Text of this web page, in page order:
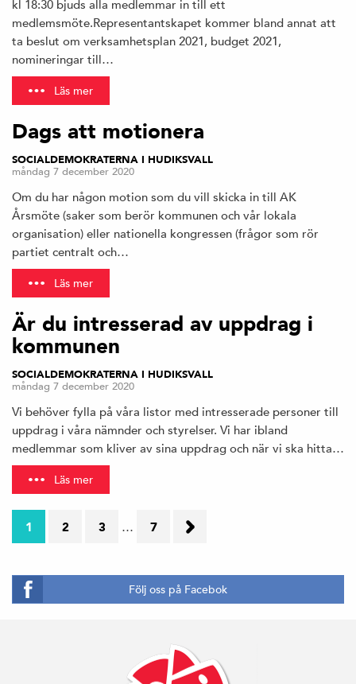
kl 18:30 bjuds alla medlemmar in till ett
medlemsmöte.Representantskapet kommer bland annat att
ta beslut om verksamhetsplan 2021, budget 2021,
nomineringar till…
Läs mer
Dags att motionera
SOCIALDEMOKRATERNA I HUDIKSVALL
måndag 7 december 2020
Om du har någon motion som du vill skicka in till AK
Årsmöte (saker som berör kommunen och vår lokala
organisation) eller nationella kongressen (frågor som rör
partiet centralt och…
Läs mer
Är du intresserad av uppdrag i
kommunen
SOCIALDEMOKRATERNA I HUDIKSVALL
måndag 7 december 2020
Vi behöver fylla på våra listor med intresserade personer till
uppdrag i våra nämnder och styrelser. Vi har ibland
medlemmar som kliver av sina uppdrag och när vi ska hitta…
Läs mer
1 2 3 … 7
Nästa
Följ oss på Facebok